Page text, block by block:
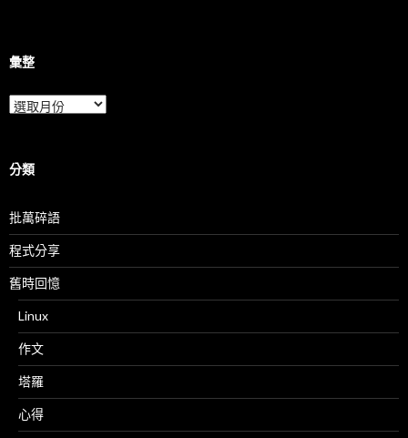
彙整
彙
整
分類
批萬碎語
程式分享
舊時回憶
Linux
作文
塔羅
心得